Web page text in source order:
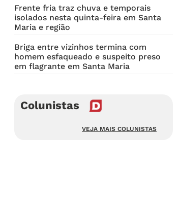
Frente fria traz chuva e temporais
isolados nesta quinta-feira em Santa
Maria e região
Briga entre vizinhos termina com
homem esfaqueado e suspeito preso
em flagrante em Santa Maria
Colunistas
VEJA MAIS COLUNISTAS